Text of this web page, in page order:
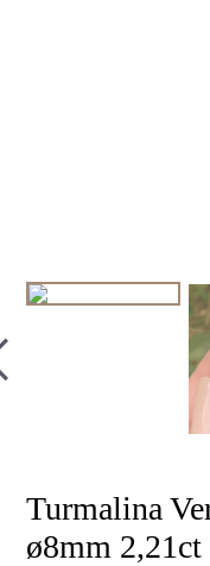
Turmalina
ø8mm 2,21ct